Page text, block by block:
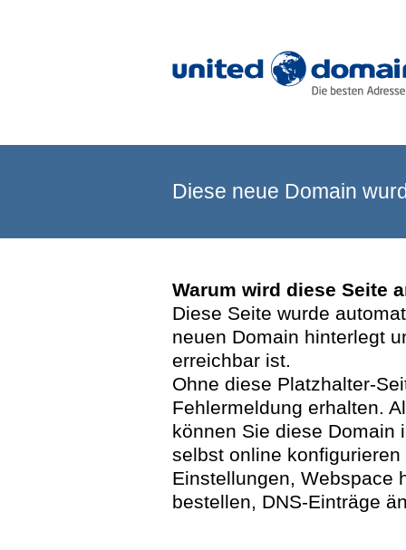
Diese neue Domain
Warum wird diese Seite
Diese Seite wurde
neuen Domain hinterlegt
erreichbar ist.
Ohne diese Platzhalter-
Fehlermeldung erhalten.
können Sie diese Domain
selbst online
Einstellungen, Webspace
bestellen, DNS-Einträge